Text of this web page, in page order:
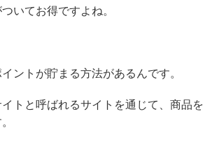
いてお得ですよね。
ントが貯まる方法があるんです。
トと呼ばれるサイトを通じて、商品を